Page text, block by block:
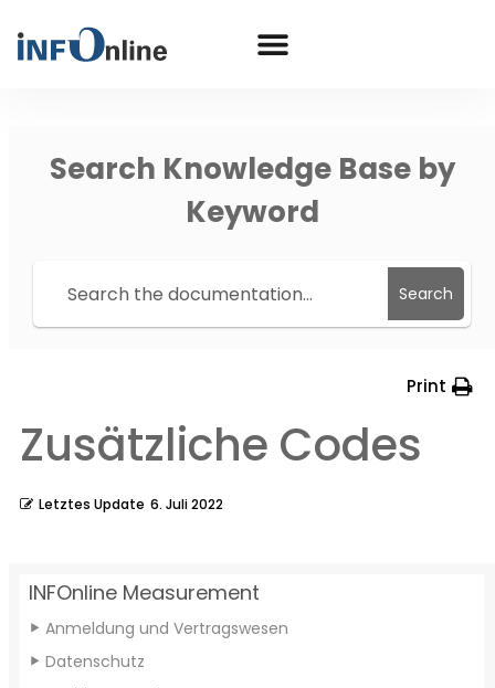
Search Knowledge Base by
Keyword
Search
INFOnline Measurement
Anmeldung und Vertragswesen
Datenschutz
Print
Zusätzliche Codes
Letztes Update 6. Juli 2022